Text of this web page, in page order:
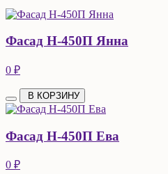
Фасад Н-450П Янна
0 ₽
В КОРЗИНУ
Фасад Н-450П Ева
0 ₽